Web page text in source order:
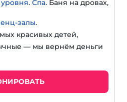
. Спа. Баня на дровах,
залы.
красивых детей,
— мы вернём деньги